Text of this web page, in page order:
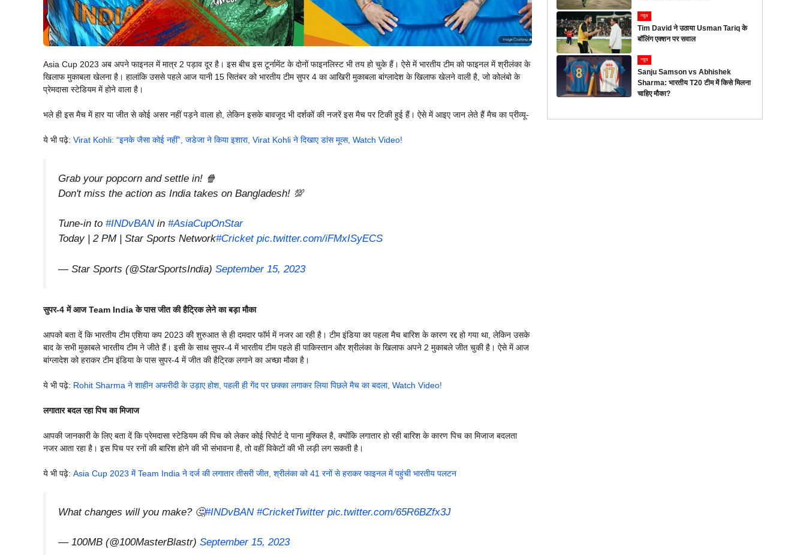
Asia Cup 2023 अब अपने फाइनल में मात्र 2 पड़ाव दूर है। इस बीच इस टूर्नामेंट के दोनों फाइनलिस्ट भी तय हो चुके हैं। ऐसे में भारतीय टीम को फाइनल में श्रीलंका के
खिलाफ मुकाबला खेलना है। हालांकि उससे पहले आज यानी 15 सितंबर को भारतीय टीम सुपर 4 का आखिरी मुकाबला बांग्लादेश के खिलाफ खेलने वाली है, जो कोलंबो के
प्रेमदासा स्टेडियम में होने वाला है।
भले ही इस मैच में हार या जीत से कोई असर नहीं पड़ने वाला हो, लेकिन इसके बावजूद भी दर्शकों की नजरें इस मैच पर टिकी हुई हैं। ऐसे में आइए जान लेते हैं मैच का प्रीव्यू-
ये भी पढ़े: Virat Kohli: “इनके जैसा कोई नहीं”, जडेजा ने किया इशारा, Virat Kohli ने दिखाए डांस मूव्स, Watch Video!
Grab your popcorn and settle in! 🍿
Don't miss the action as India takes on Bangladesh! 💯
Tune-in to #INDvBANin #AsiaCupOnStar
Today | 2 PM | Star Sports Network#Cricket pic.twitter.com/iFMxISyECS
— Star Sports (@StarSportsIndia) September 15, 2023
सुपर-4 में आज Team India के पास जीत की हैट्रिक लेने का बड़ा मौका
आपको बता दें कि भारतीय टीम एशिया कप 2023 की शुरुआत से ही दमदार फॉर्म में नजर आ रही है। टीम इंडिया का पहला मैच बारिश के कारण रद्द हो गया था, लेकिन उसके
बाद के सभी मुकाबले भारतीय टीम ने जीते हैं। इसी के साथ सुपर-4 में भारतीय टीम पहले ही पाकिस्तान और श्रीलंका के खिलाफ अपने 2 मुकाबले जीत चुकी है। ऐसे में आज
बांग्लादेश को हराकर टीम इंडिया के पास सुपर-4 में जीत की हैट्रिक लगाने का अच्छा मौका है।
ये भी पढ़े: Rohit Sharma ने शाहीन अफरीदी के उड़ाए होश, पहली ही गेंद पर छक्का लगाकर लिया पिछले मैच का बदला, Watch Video!
लगातार बदल रहा पिच का मिजाज
आपकी जानकारी के लिए बता दें कि प्रेमदासा स्टेडियम की पिच को लेकर कोई रिपोर्ट दे पाना मुश्किल है, क्योंकि लगातार हो रही बारिश के कारण पिच का मिजाज बदलता
नजर आता रहा है। इस पिच पर रनों की बारिश होने की भी संभावना है, तो वहीं विकेटों की भी लड़ी लग सकती है।
ये भी पढ़े: Asia Cup 2023 में Team India ने दर्ज की लगातार तीसरी जीत, श्रीलंका को 41 रनों से हराकर फाइनल में पहुंची भारतीय पलटन
What changes will you make? 🤔#INDvBAN #CricketTwitter pic.twitter.com/65R6BZfx3J
— 100MB (@100MasterBlastr) September 15, 2023
न्यूज
Tim David ने उठाया Usman Tariq के
बॉलिंग एक्शन पर सवाल
न्यूज
Sanju Samson vs Abhishek
Sharma: भारतीय T20 टीम में किसे मिलना
चाहिए मौका?